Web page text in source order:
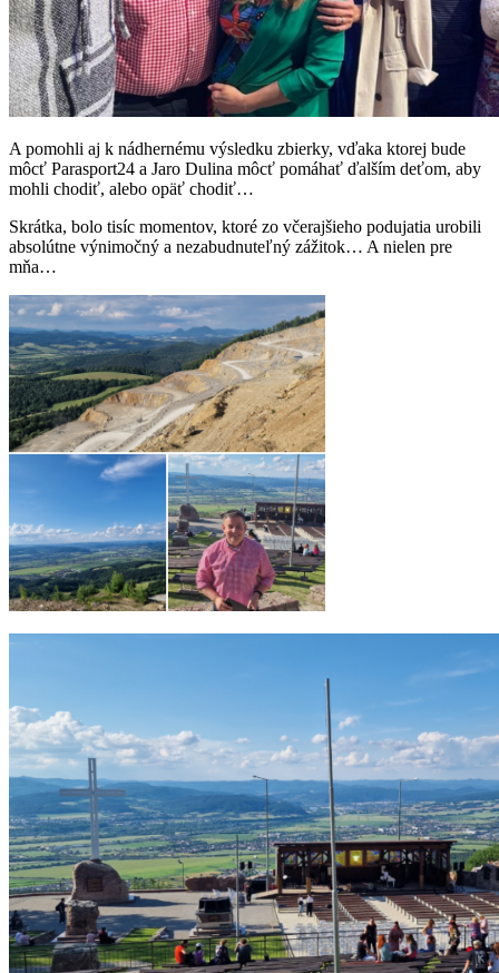
A pomohli aj k nádhernému výsledku zbierky, vďaka ktorej bude
môcť Parasport24 a Jaro Dulina môcť pomáhať ďalším deťom, aby
mohli chodiť, alebo opäť chodiť…
Skrátka, bolo tisíc momentov, ktoré zo včerajšieho podujatia urobili
absolútne výnimočný a nezabudnuteľný zážitok… A nielen pre
mňa…